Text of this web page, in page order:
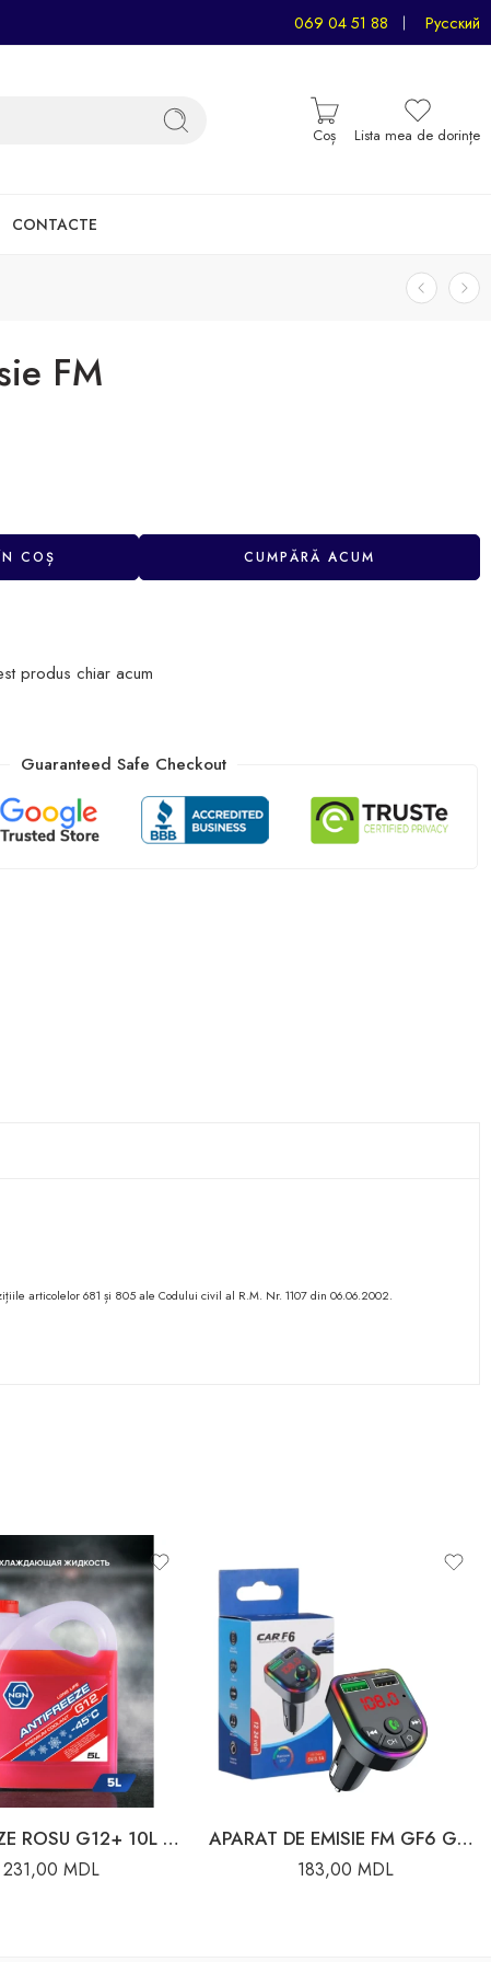
069 04 51 88 Русский
Coș Lista mea de dorințe
CONTACTE
FM
COȘ CUMPĂRĂ ACUM
produs chiar acum
Guaranteed Safe Checkout
articolelor 681 și 805 ale Codului civil al R.M. Nr. 1107 din 06.06.2002.
ANTIFREEZE ROSU G12+ 10L WINSO
231,00 MDL
APARAT DE EMISIE FM GF6 G57-6
183,00 MDL